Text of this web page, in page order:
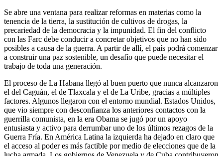
Se abre una ventana para realizar reformas en materias como la
tenencia de la tierra, la sustitución de cultivos de drogas, la
precariedad de la democracia y la impunidad. El fin del conflicto
con las Farc debe conducir a concretar objetivos que no han sido
posibles a causa de la guerra. A partir de allí, el país podrá comenzar
a construir una paz sostenible, un desafío que puede necesitar el
trabajo de toda una generación.
El proceso de La Habana llegó al buen puerto que nunca alcanzaron
el del Caguán, el de Tlaxcala y el de La Uribe, gracias a múltiples
factores. Algunos llegaron con el entorno mundial. Estados Unidos,
que vio siempre con desconfianza los anteriores contactos con la
guerrilla comunista, en la era Obama se jugó por un apoyo
entusiasta y activo para derrumbar uno de los últimos rezagos de la
Guerra Fría. En América Latina la izquierda ha dejado en claro que
el acceso al poder es más factible por medio de elecciones que de la